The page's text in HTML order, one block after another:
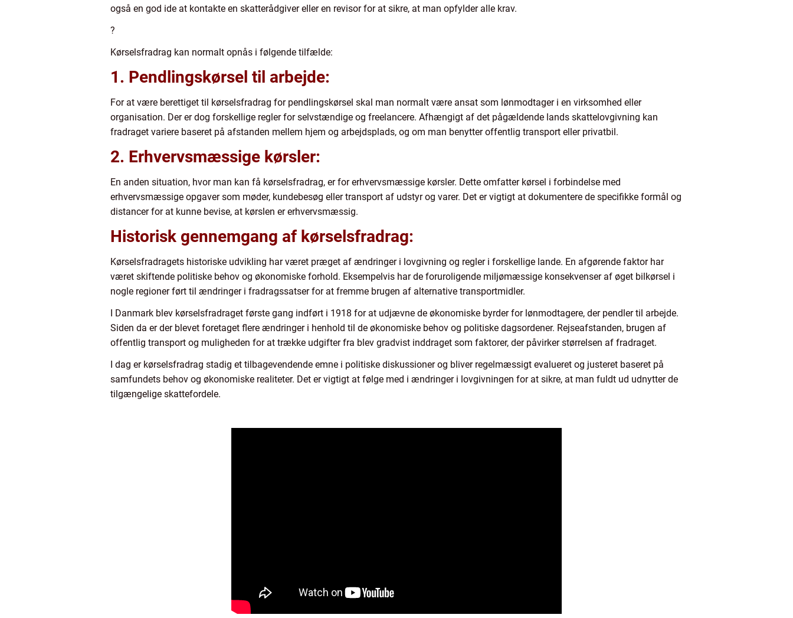
også en god ide at kontakte en skatterådgiver eller en revisor for at sikre, at man opfylder alle krav.
?
Kørselsfradrag kan normalt opnås i følgende tilfælde:
1. Pendlingskørsel til arbejde:
For at være berettiget til kørselsfradrag for pendlingskørsel skal man normalt være ansat som lønmodtager i en virksomhed eller
organisation. Der er dog forskellige regler for selvstændige og freelancere. Afhængigt af det pågældende lands skattelovgivning kan
fradraget variere baseret på afstanden mellem hjem og arbejdsplads, og om man benytter offentlig transport eller privatbil.
2. Erhvervsmæssige kørsler:
En anden situation, hvor man kan få kørselsfradrag, er for erhvervsmæssige kørsler. Dette omfatter kørsel i forbindelse med
erhvervsmæssige opgaver som møder, kundebesøg eller transport af udstyr og varer. Det er vigtigt at dokumentere de specifikke formål og
distancer for at kunne bevise, at kørslen er erhvervsmæssig.
Historisk gennemgang af kørselsfradrag:
Kørselsfradragets historiske udvikling har været præget af ændringer i lovgivning og regler i forskellige lande. En afgørende faktor har
været skiftende politiske behov og økonomiske forhold. Eksempelvis har de foruroligende miljømæssige konsekvenser af øget bilkørsel i
nogle regioner ført til ændringer i fradragssatser for at fremme brugen af alternative transportmidler.
I Danmark blev kørselsfradraget første gang indført i 1918 for at udjævne de økonomiske byrder for lønmodtagere, der pendler til arbejde.
Siden da er der blevet foretaget flere ændringer i henhold til de økonomiske behov og politiske dagsordener. Rejseafstanden, brugen af
offentlig transport og muligheden for at trække udgifter fra blev gradvist inddraget som faktorer, der påvirker størrelsen af fradraget.
I dag er kørselsfradrag stadig et tilbagevendende emne i politiske diskussioner og bliver regelmæssigt evalueret og justeret baseret på
samfundets behov og økonomiske realiteter. Det er vigtigt at følge med i ændringer i lovgivningen for at sikre, at man fuldt ud udnytter de
tilgængelige skattefordele.